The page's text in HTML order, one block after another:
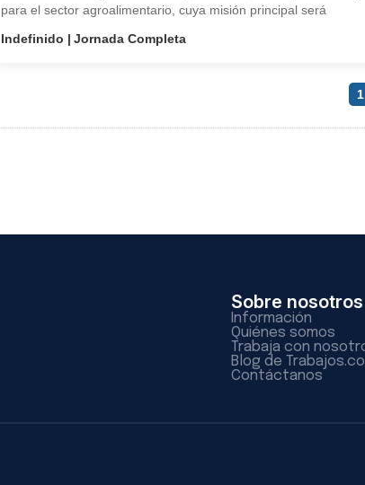
para el sector agroalimentario, cuya misión principal será
Indefinido
Jornada Completa
1
Sobre nosotros
Información
Quiénes somos
Trabaja con
Blog de
Contáctanos